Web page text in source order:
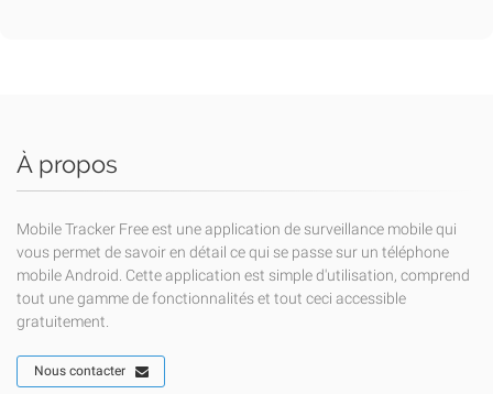
À propos
Mobile Tracker Free est une application de surveillance mobile qui
vous permet de savoir en détail ce qui se passe sur un téléphone
mobile Android. Cette application est simple d'utilisation, comprend
tout une gamme de fonctionnalités et tout ceci accessible
gratuitement.
Nous contacter